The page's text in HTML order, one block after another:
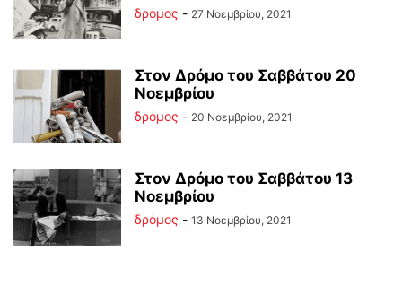
δρόμος - 27 Νοεμβρίου, 2021
Στον Δρόμο του Σαββάτου 20
Νοεμβρίου
δρόμος - 20 Νοεμβρίου, 2021
Στον Δρόμο του Σαββάτου 13
Νοεμβρίου
δρόμος - 13 Νοεμβρίου, 2021